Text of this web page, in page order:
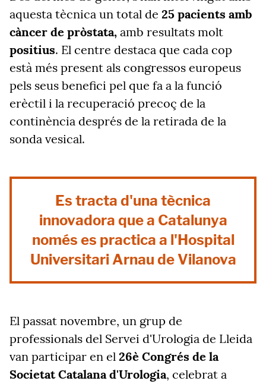
aquesta tècnica un total de 25 pacients amb
càncer de pròstata, amb resultats molt
positius. El centre destaca que cada cop
està més present als congressos europeus
pels seus benefici pel que fa a la funció
erèctil i la recuperació precoç de la
continència després de la retirada de la
sonda vesical.
Es tracta d'una tècnica
innovadora que a Catalunya
només es practica a l'Hospital
Universitari Arnau de Vilanova
El passat novembre, un grup de
professionals del Servei d'Urologia de Lleida
van participar en el 26è Congrés de la
Societat Catalana d'Urologia, celebrat a